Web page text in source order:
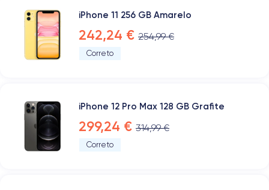
iPhone 11 256 GB Amarelo
242,24 € 254,99 €
Correto
iPhone 12 Pro Max 128 GB Grafite
299,24 € 314,99 €
Correto